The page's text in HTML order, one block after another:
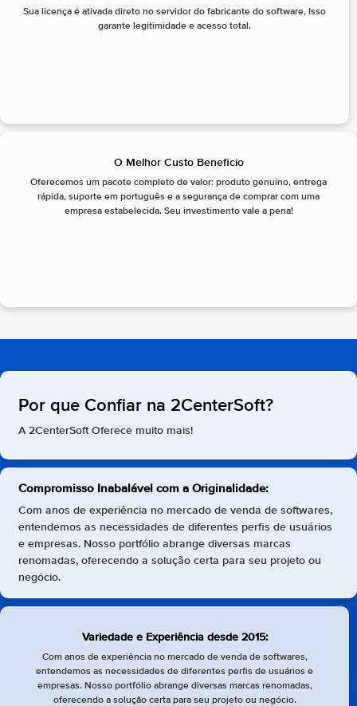
Sua licença é ativada direto no servidor do fabricante do software, Isso
garante legitimidade e acesso total.
O Melhor Custo Beneficio
Oferecemos um pacote completo de valor: produto genuíno, entrega
rápida, suporte em português e a segurança de comprar com uma
empresa estabelecida. Seu investimento vale a pena!
Por que Confiar na 2CenterSoft?
A 2CenterSoft Oferece muito mais!
Compromisso Inabalável com a Originalidade:
Com anos de experiência no mercado de venda de softwares,
entendemos as necessidades de diferentes perfis de usuários
e empresas. Nosso portfólio abrange diversas marcas
renomadas, oferecendo a solução certa para seu projeto ou
negócio.
Variedade e Experiência desde 2015:
Com anos de experiência no mercado de venda de softwares,
entendemos as necessidades de diferentes perfis de usuários e
empresas. Nosso portfólio abrange diversas marcas renomadas,
oferecendo a solução certa para seu projeto ou negócio.